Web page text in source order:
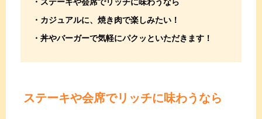
ステーキや会席でリッチに味わうなら
カジュアルに、焼き肉で楽しみたい！
丼やバーガーで気軽にパクッといただきます！
ステーキや会席でリッチに味わうなら